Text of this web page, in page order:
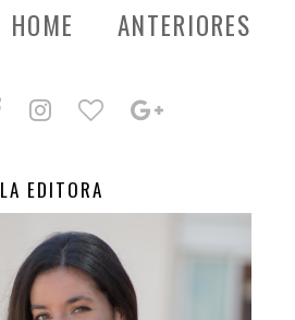
ANTERIORES
HOME
LA EDITORA